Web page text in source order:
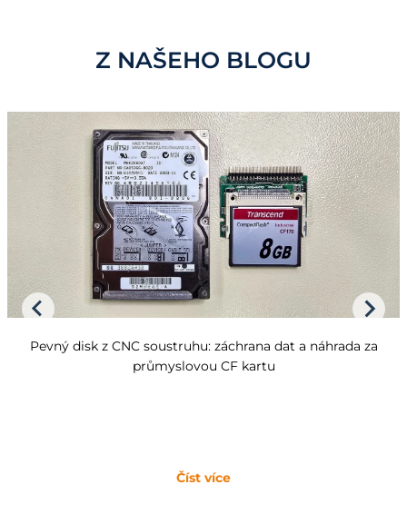
Z NAŠEHO BLOGU
Pevný disk z CNC soustruhu: záchrana dat a náhrada za
průmyslovou CF kartu
Číst více